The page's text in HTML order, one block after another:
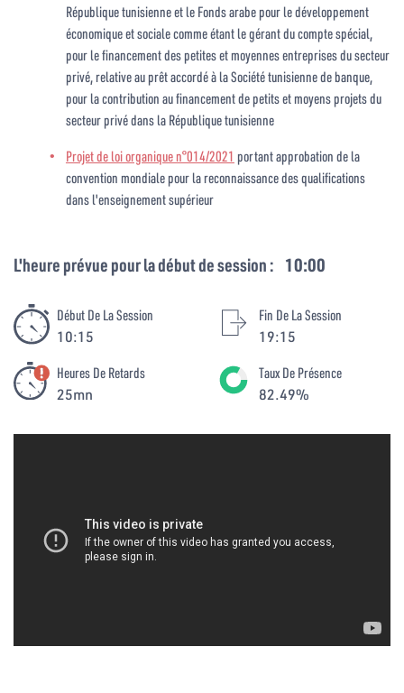
République tunisienne et le Fonds arabe pour le développement
économique et sociale comme étant le gérant du compte spécial,
pour le financement des petites et moyennes entreprises du secteur
privé, relative au prêt accordé à la Société tunisienne de banque,
pour la contribution au financement de petits et moyens projets du
secteur privé dans la République tunisienne
Projet de loi organique n°014/2021 portant approbation de la
convention mondiale pour la reconnaissance des qualifications
dans l'enseignement supérieur
L'heure prévue pour la début de session : 10:00
Début De La Session
10:15
Fin De La Session
19:15
Heures De Retards
25mn
Taux De Présence
82.49%